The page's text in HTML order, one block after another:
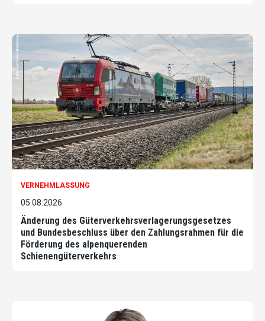
VERNEHMLASSUNG
05.08.2026
Änderung des Güterverkehrsverlagerungsgesetzes
und Bundesbeschluss über den Zahlungsrahmen für die
Förderung des alpenquerenden
Schienengüterverkehrs